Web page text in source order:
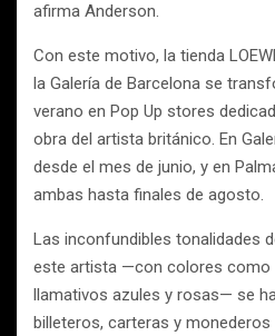
afirma Anderson.
Con este motivo, la tienda
la Galería de Barcelona se
verano en Pop Up stores
obra del artista británico. En
desde el mes de junio, y en
ambas hasta finales de agosto.
Las inconfundibles tonalidades
este artista —con colores como
llamativos azules y rosas— se
billeteros, carteras y monederos